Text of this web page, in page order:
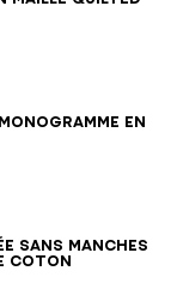
en
S/MLXL
sans manches
coton
343638404244